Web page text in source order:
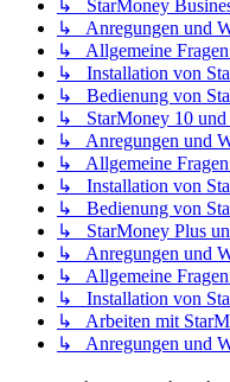
↳ StarMoney
↳ Anregungen und
↳ Allgemeine
↳ Installation von
↳ Bedienung von
↳ StarMoney 10 und
↳ Anregungen und
↳ Allgemeine Fragen
↳ Installation von
↳ Bedienung von
↳ StarMoney Plus
↳ Anregungen und
↳ Allgemeine Fragen
↳ Installation von
↳ Arbeiten mit
↳ Anregungen und